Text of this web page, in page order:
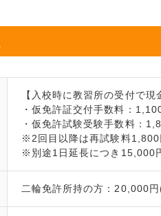
【入校時に教習所の受付で現
・仮免許証交付手数料：
・仮免許試験受験手数料：
※2回目以降は再試験料1,800
※別途1日延長につき15,000
二輪免許所持の方：20,000円